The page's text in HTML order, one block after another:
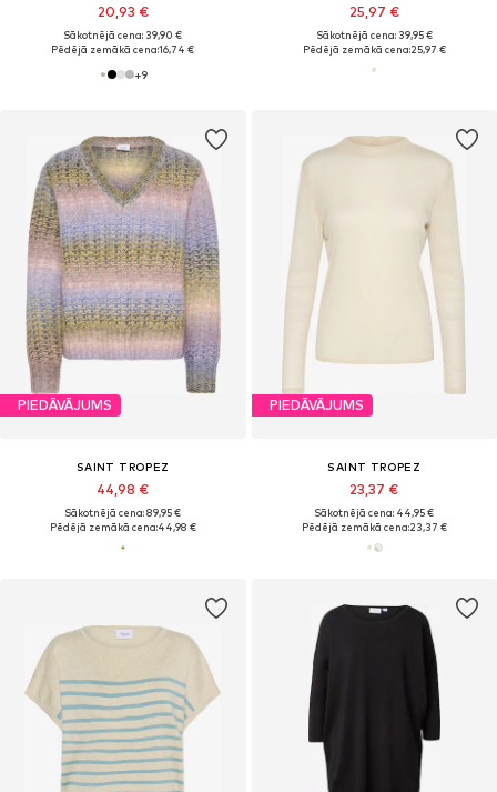
20,93 €
Sākotnējā cena: 39,90 €
Pēdējā zemākā cena:16,74 €
+9
25,97 €
Sākotnējā cena: 39,95 €
Pēdējā zemākā cena:25,97 €
PIEDĀVĀJUMS
SAINT TROPEZ
44,98 €
Sākotnējā cena: 89,95 €
Pēdējā zemākā cena:44,98 €
PIEDĀVĀJUMS
SAINT TROPEZ
23,37 €
Sākotnējā cena: 44,95 €
Pēdējā zemākā cena:23,37 €